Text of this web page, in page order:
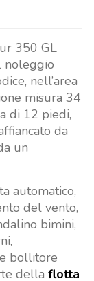
350 GL
noleggio
nell’area
misura 34
di 12 piedi,
da
un
automatico,
del vento,
bimini,
bollitore
della flotta